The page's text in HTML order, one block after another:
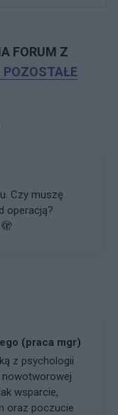
FORUM Z
POZOSTAŁE
Czy muszę
operacją?
(praca mgr)
z psychologii
wsparcie,
oraz poczucie